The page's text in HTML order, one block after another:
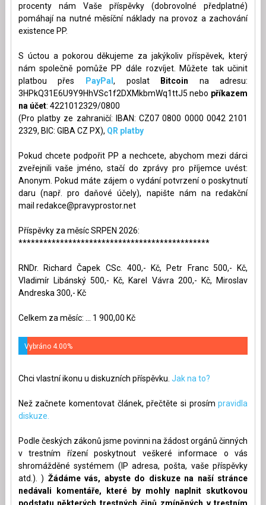
procenty nám Vaše příspěvky (dobrovolné předplatné)
pomáhají na nutné měsíční náklady na provoz a zachování
existence PP.
S úctou a pokorou děkujeme za jakýkoliv příspěvek, který
nám společně pomůže PP dále rozvíjet. Můžete tak učinit
platbou přes
PayPal, poslat Bitcoin na adresu:
3HPkQ31E6U9Y9HhVSc1f2DXMkbmWq1ttJ5 nebo příkazem
na účet: 4221012329/0800
(Pro platby ze zahraničí: IBAN: CZ07 0800 0000 0042 2101
2329, BIC: GIBA CZ PX), QR platby
Pokud chcete podpořit PP a nechcete, abychom mezi dárci
zveřejnili vaše jméno, stačí do zprávy pro příjemce uvést:
Anonym. Pokud máte zájem o vydání potvrzení o poskytnutí
daru (např. pro daňové účely), napište nám na redakční
mail redakce@pravyprostor.net
Příspěvky za měsíc SRPEN 2026:
**********************************************
RNDr. Richard Čapek CSc. 400,- Kč, Petr Franc 500,- Kč,
Vladimír Libánský 500,- Kč, Karel Vávra 200,- Kč, Miroslav
Andreska 300,- Kč
Celkem za měsíc: ... 1 900,00 Kč
Vybráno 4.00%
Chci vlastní ikonu u diskuzních příspěvku. Jak na to?
Než začnete komentovat článek, přečtěte si prosímpravidla
diskuze.
Podle českých zákonů jsme povinni na žádost orgánů činných
v trestním řízení poskytnout veškeré informace o vás
shromážděné systémem (IP adresa, pošta, vaše příspěvky
atd.). ) Žádáme vás, abyste do diskuze na naší stránce
nedávali komentáře, které by mohly naplnit skutkovou
podstatu některých trestných činů zmíněných v trestním